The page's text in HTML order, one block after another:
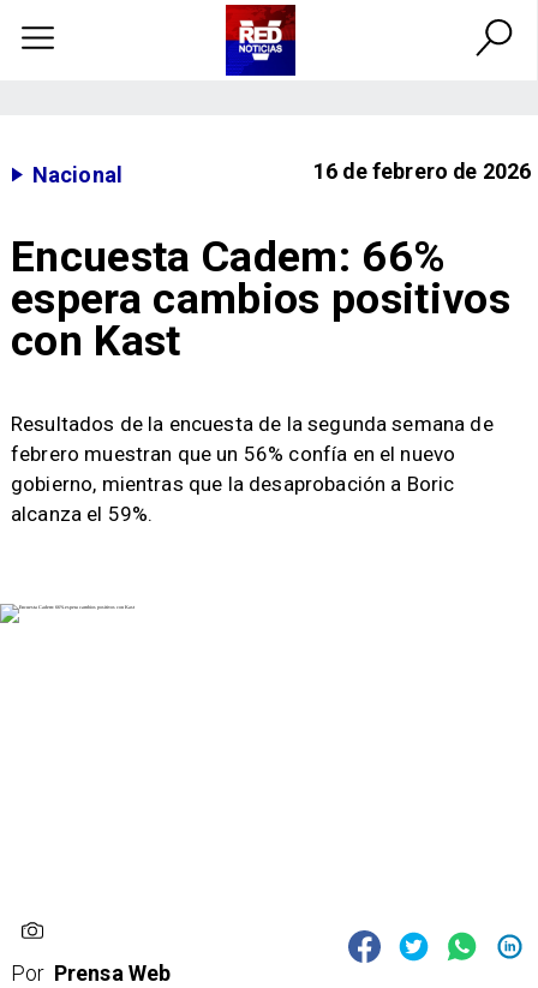
Nacional 16 de febrero de 2026
Encuesta Cadem: 66%
espera cambios positivos
con Kast
Resultados de la encuesta de la segunda semana de
febrero muestran que un 56% confía en el nuevo
gobierno, mientras que la desaprobación a Boric
alcanza el 59%.
Por Prensa Web